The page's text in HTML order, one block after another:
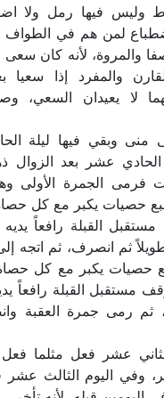
وليس فيها رمل ولا
لمن هم في الطواف
والمروة، لأنه كان
والمفرد إذا
لا يعيدان السعي،
منى وبقي فيها ليلة
عشر بعد الزوال
فرمى الجمرة الأولى
حصيات يكبر مع كل
القبلة رافعاً يديه
ثم انصرف، ثم اتجه
حصيات يكبر مع كل
مستقبل القبلة رافعاً
ثم رمى جمرة العقبة
عشر فعل مثلما
وفي اليوم الثالث